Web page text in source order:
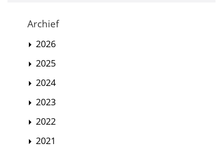
Archief
2026
2025
2024
2023
2022
2021